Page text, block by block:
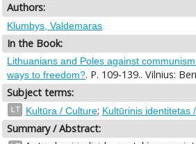
Authors:
Klumbys, Valdemaras
In the Book:
Lithuanians and Poles against
ways to freedom?. P. 109-139.. Vilnius:
Subject terms:
LT Kultūra / Culture; Kultūrinis identitetas
Summary / Abstract: